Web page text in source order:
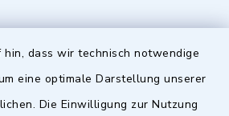
dass wir technisch notwendige
eine optimale Darstellung unserer
Die Einwilligung zur Nutzung